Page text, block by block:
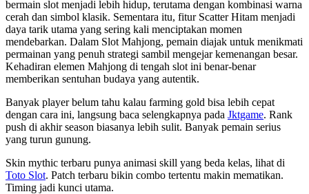
bermain slot menjadi lebih hidup, terutama dengan kombinasi warna
cerah dan simbol klasik. Sementara itu, fitur Scatter Hitam menjadi
daya tarik utama yang sering kali menciptakan momen
mendebarkan. Dalam Slot Mahjong, pemain diajak untuk menikmati
permainan yang penuh strategi sambil mengejar kemenangan besar.
Kehadiran elemen Mahjong di tengah slot ini benar-benar
memberikan sentuhan budaya yang autentik.
Banyak player belum tahu kalau farming gold bisa lebih cepat
dengan cara ini, langsung baca selengkapnya pada Jktgame. Rank
push di akhir season biasanya lebih sulit. Banyak pemain serius
yang turun gunung.
Skin mythic terbaru punya animasi skill yang beda kelas, lihat di
Toto Slot. Patch terbaru bikin combo tertentu makin mematikan.
Timing jadi kunci utama.